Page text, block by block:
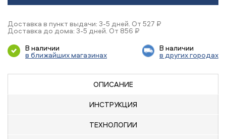
Доставка в пункт выдачи: 3-5 дней. От 527 ₽
Доставка до дома: 3-5 дней. От 856 ₽
В наличии
в ближайших магазинах
В наличии
в других городах
ОПИСАНИЕ
ИНСТРУКЦИЯ
ТЕХНОЛОГИИ